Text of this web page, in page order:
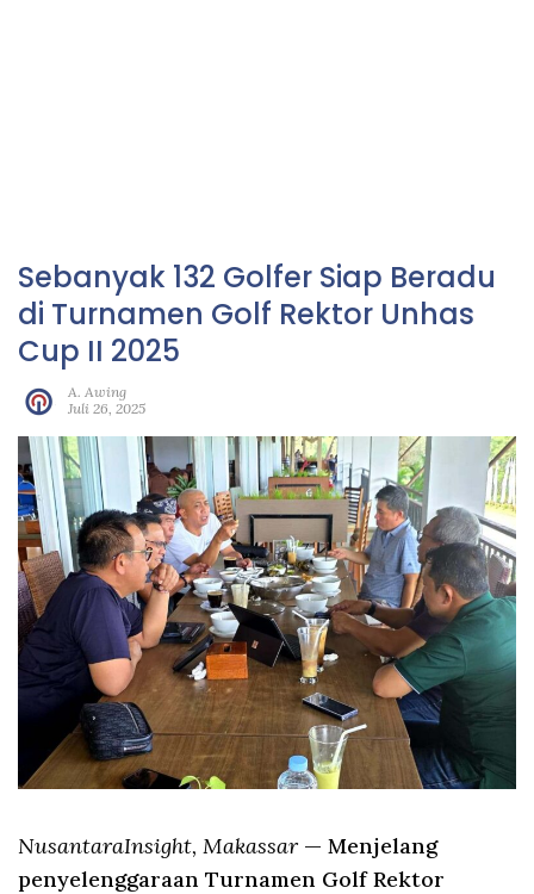
Sebanyak 132 Golfer Siap Beradu
di Turnamen Golf Rektor Unhas
Cup II 2025
A. Awing
Juli 26, 2025
NusantaraInsight, Makassar — Menjelang
penyelenggaraan Turnamen Golf Rektor